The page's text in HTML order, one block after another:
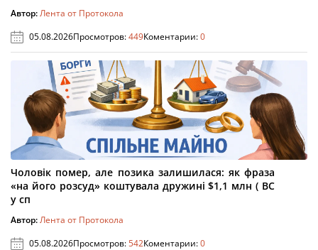
Автор:Лента от Протокола
05.08.2026Просмотров:449Коментарии:0
Чоловік помер, але позика залишилася: як фраза
«на його розсуд» коштувала дружині $1,1 млн ( ВС
у сп
Автор:Лента от Протокола
05.08.2026Просмотров:542Коментарии:0